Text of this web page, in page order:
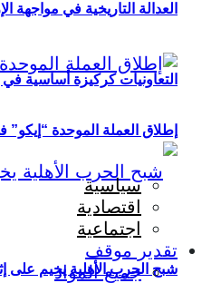
التعاونيات كركيزة أساسية في
شبح الحرب الأهلية يخيم على
العدالة التاريخية في مواجهة
إطلاق العملة الموحدة “إيكو” في 2027.. “إيكواس” تمضي قدمًا دون
سياسية
اقتصادية
اجتماعية
تقدير موقف
جميع المواد